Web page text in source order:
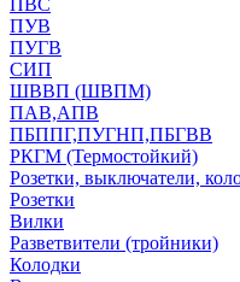
ПВС
ПУВ
ПУГВ
СИП
ШВВП (ШВПМ)
ПАВ,АПВ
ПБППГ,ПУГНП,ПБГВВ
РКГМ (Термостойкий)
Розетки, выключатели,
Розетки
Вилки
Разветвители (тройники)
Колодки